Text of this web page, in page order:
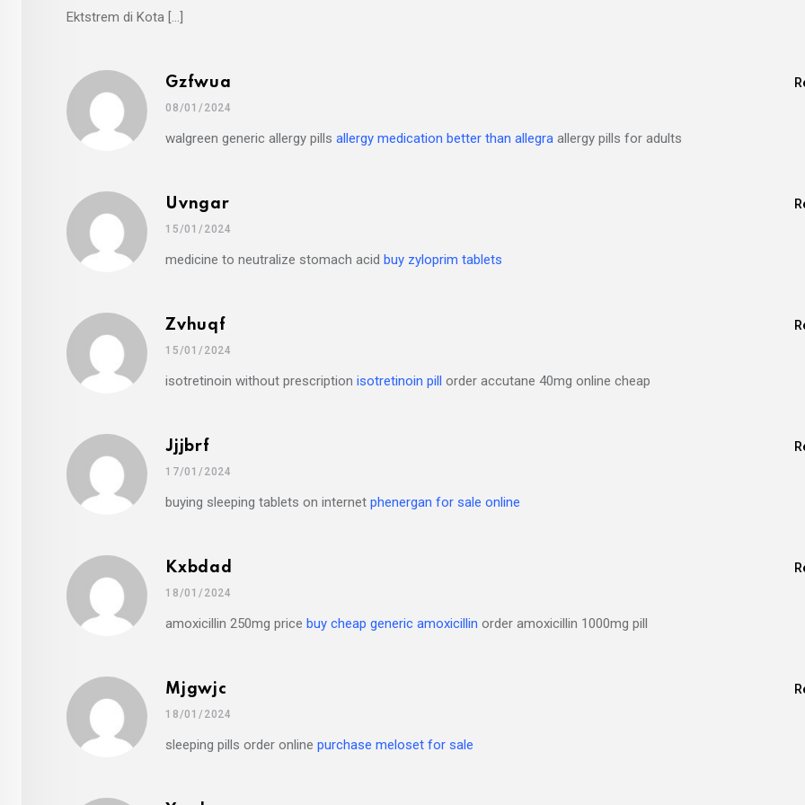
Ektstrem di Kota […]
Gzfwua
08/01/2024
walgreen generic allergy pills allergy medication better than allegra allergy pills for adults
Uvngar
15/01/2024
medicine to neutralize stomach acid buy zyloprim tablets
Zvhuqf
15/01/2024
isotretinoin without prescription isotretinoin pill order accutane 40mg online cheap
Jjjbrf
17/01/2024
buying sleeping tablets on internet phenergan for sale online
Kxbdad
18/01/2024
amoxicillin 250mg price buy cheap generic amoxicillin order amoxicillin 1000mg pill
Mjgwjc
18/01/2024
sleeping pills order online purchase meloset for sale